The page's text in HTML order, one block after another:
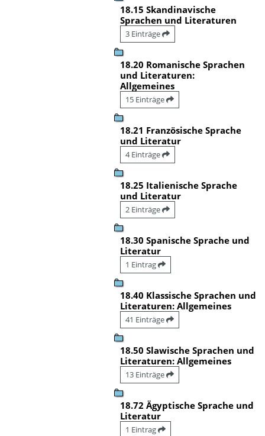
18.15 Skandinavische
Sprachen und Literaturen
3 Einträge
18.20 Romanische Sprachen
und Literaturen:
Allgemeines
15 Einträge
18.21 Französische Sprache
und Literatur
4 Einträge
18.25 Italienische Sprache
und Literatur
2 Einträge
18.30 Spanische Sprache und
Literatur
1 Eintrag
18.40 Klassische Sprachen und
Literaturen: Allgemeines
41 Einträge
18.50 Slawische Sprachen und
Literaturen: Allgemeines
13 Einträge
18.72 Ägyptische Sprache und
Literatur
1 Eintrag